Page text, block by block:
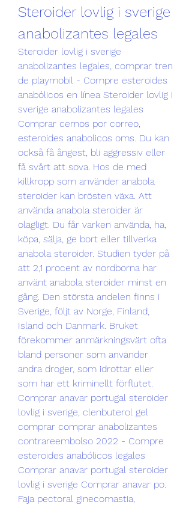
Steroider lovlig i sverige
anabolizantes legales
Steroider lovlig i sverige
anabolizantes legales, comprar tren
de playmobil - Compre esteroides
anabólicos en línea Steroider lovlig i
sverige anabolizantes legales
Comprar cernos por correo,
esteroides anabolicos oms. Du kan
också få ångest, bli aggressiv eller
få svårt att sova. Hos de med
killkropp som använder anabola
steroider kan brösten växa. Att
använda anabola steroider är
olagligt. Du får varken använda, ha,
köpa, sälja, ge bort eller tillverka
anabola steroider. Studien tyder på
att 2,1 procent av nordborna har
använt anabola steroider minst en
gång. Den största andelen finns i
Sverige, följt av Norge, Finland,
Island och Danmark. Bruket
förekommer anmärkningsvärt ofta
bland personer som använder
andra droger, som idrottar eller
som har ett kriminellt förflutet.
Comprar anavar portugal steroider
lovlig i sverige, clenbuterol gel
comprar comprar anabolizantes
contrareembolso 2022 - Compre
esteroides anabólicos legales
Comprar anavar portugal steroider
lovlig i sverige Comprar anavar po.
Faja pectoral ginecomastia,